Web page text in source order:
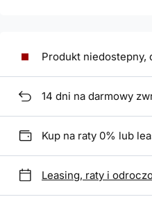
Produkt niedostepny,
14 dni na darmowy
Kup na raty 0% lub
Leasing, raty i